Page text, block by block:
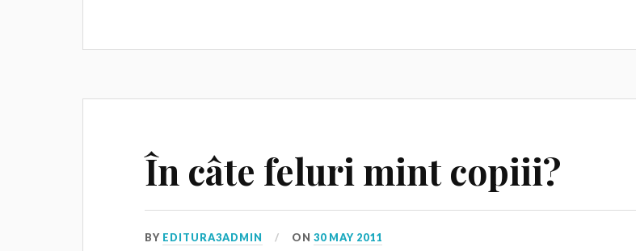
În câte feluri mint copiii?
BY EDITURA3ADMIN ON30 MAY 2011